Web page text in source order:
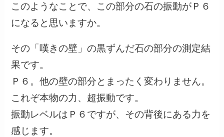
このようなことで、この部分の石の振動がＰ６
になると思いますか。
その「嘆きの壁」の黒ずんだ石の部分の測定結
果です。
Ｐ６。他の壁の部分とまったく変わりません。
これぞ本物の力、超振動です。
振動レベルはＰ６ですが、その背後にある力を
感じます。